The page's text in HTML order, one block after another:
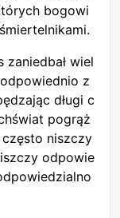
bogowi
zaniedbał wiel
z
długi c
pogrąż
często niszczy
odpowie